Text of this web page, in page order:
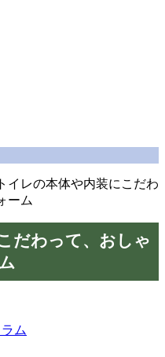
トイレの本体や内装にこだわ
ーム
だわって、おしゃ
ム